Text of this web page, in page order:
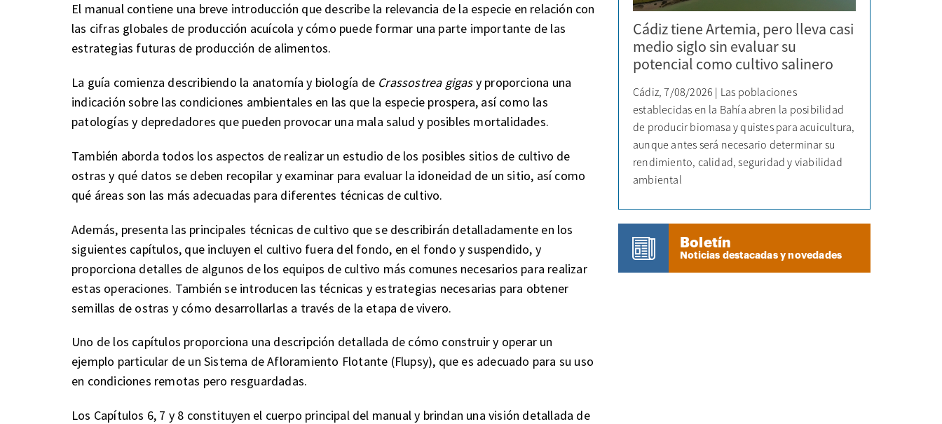
El manual contiene una breve introducción que describe la relevancia de la especie en relación con
las cifras globales de producción acuícola y cómo puede formar una parte importante de las
estrategias futuras de producción de alimentos.
La guía comienza describiendo la anatomía y biología de Crassostrea gigasy proporciona una
indicación sobre las condiciones ambientales en las que la especie prospera, así como las
patologías y depredadores que pueden provocar una mala salud y posibles mortalidades.
También aborda todos los aspectos de realizar un estudio de los posibles sitios de cultivo de
ostras y qué datos se deben recopilar y examinar para evaluar la idoneidad de un sitio, así como
qué áreas son las más adecuadas para diferentes técnicas de cultivo.
Además, presenta las principales técnicas de cultivo que se describirán detalladamente en los
siguientes capítulos, que incluyen el cultivo fuera del fondo, en el fondo y suspendido, y
proporciona detalles de algunos de los equipos de cultivo más comunes necesarios para realizar
estas operaciones. También se introducen las técnicas y estrategias necesarias para obtener
semillas de ostras y cómo desarrollarlas a través de la etapa de vivero.
Uno de los capítulos proporciona una descripción detallada de cómo construir y operar un
ejemplo particular de un Sistema de Afloramiento Flotante (Flupsy), que es adecuado para su uso
en condiciones remotas pero resguardadas.
Los Capítulos 6, 7 y 8 constituyen el cuerpo principal del manual y brindan una visión detallada de
Cádiz tiene Artemia, pero lleva casi
medio siglo sin evaluar su
potencial como cultivo salinero
Cádiz, 7/08/2026 | Las poblaciones
establecidas en la Bahía abren la posibilidad
de producir biomasa y quistes para acuicultura,
aunque antes será necesario determinar su
rendimiento, calidad, seguridad y viabilidad
ambiental
Boletín
Noticias destacadas y novedades